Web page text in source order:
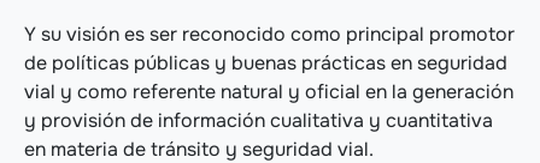
Y su visión es ser reconocido como principal promotor
de políticas públicas y buenas prácticas en seguridad
vial y como referente natural y oficial en la generación
y provisión de información cualitativa y cuantitativa
en materia de tránsito y seguridad vial.